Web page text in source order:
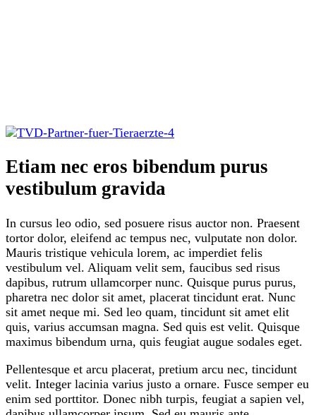
Etiam nec eros bibendum purus
vestibulum gravida
In cursus leo odio, sed posuere risus auctor non. Praesent
tortor dolor, eleifend ac tempus nec, vulputate non dolor.
Mauris tristique vehicula lorem, ac imperdiet felis
vestibulum vel. Aliquam velit sem, faucibus sed risus
dapibus, rutrum ullamcorper nunc. Quisque purus purus,
pharetra nec dolor sit amet, placerat tincidunt erat. Nunc
sit amet neque mi. Sed leo quam, tincidunt sit amet elit
quis, varius accumsan magna. Sed quis est velit. Quisque
maximus bibendum urna, quis feugiat augue sodales eget.
Pellentesque et arcu placerat, pretium arcu nec, tincidunt
velit. Integer lacinia varius justo a ornare. Fusce semper eu
enim sed porttitor. Donec nibh turpis, feugiat a sapien vel,